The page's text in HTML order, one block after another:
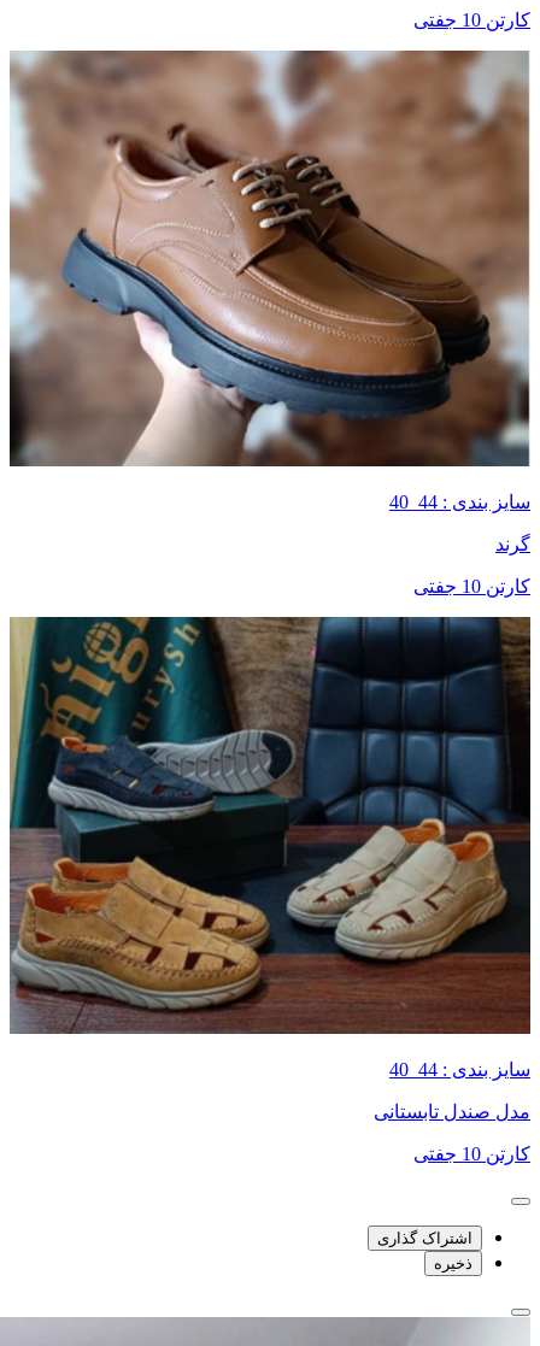
کارتن 10 جفتی
سایز بندی : 44_40
گرند
کارتن 10 جفتی
سایز بندی : 44_40
مدل صندل تابستانی
کارتن 10 جفتی
اشتراک گذاری
ذخیره